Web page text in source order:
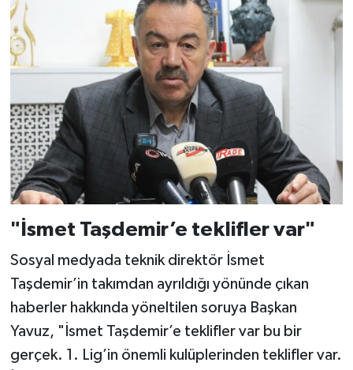
"İsmet Taşdemir’e teklifler var"
Sosyal medyada teknik direktör İsmet
Taşdemir’in takımdan ayrıldığı yönünde çıkan
haberler hakkında yöneltilen soruya Başkan
Yavuz, "İsmet Taşdemir’e teklifler var bu bir
gerçek. 1. Lig’in önemli kulüplerinden teklifler var.